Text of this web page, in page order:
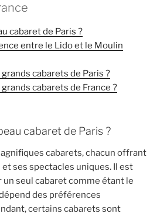
cabaret de Paris ?
entre le Lido et le Moulin
cabarets de Paris ?
cabarets de France ?
cabaret de Paris ?
cabarets, chacun offrant
ses spectacles uniques. Il est
seul cabaret comme étant le
des préférences
certains cabarets sont